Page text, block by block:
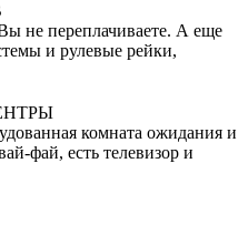
не переплачиваете. А еще
и рулевые рейки,
комната ожидания и
фай, есть телевизор и